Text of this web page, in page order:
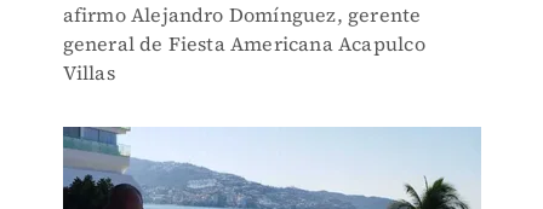
afirmo Alejandro Domínguez, gerente
general de Fiesta Americana Acapulco
Villas